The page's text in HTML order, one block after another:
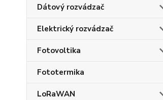
Dátový rozvádzač
Elektrický rozvádzač
Fotovoltika
Fototermika
LoRaWAN